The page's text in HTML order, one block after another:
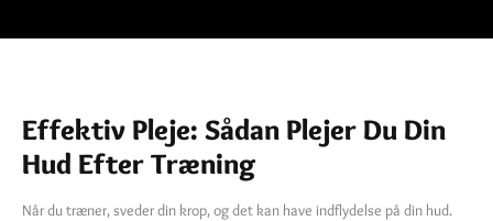
Effektiv Pleje: Sådan Plejer Du Din
Hud Efter Træning
Når du træner, sveder din krop, og det kan have indflydelse på din hud.